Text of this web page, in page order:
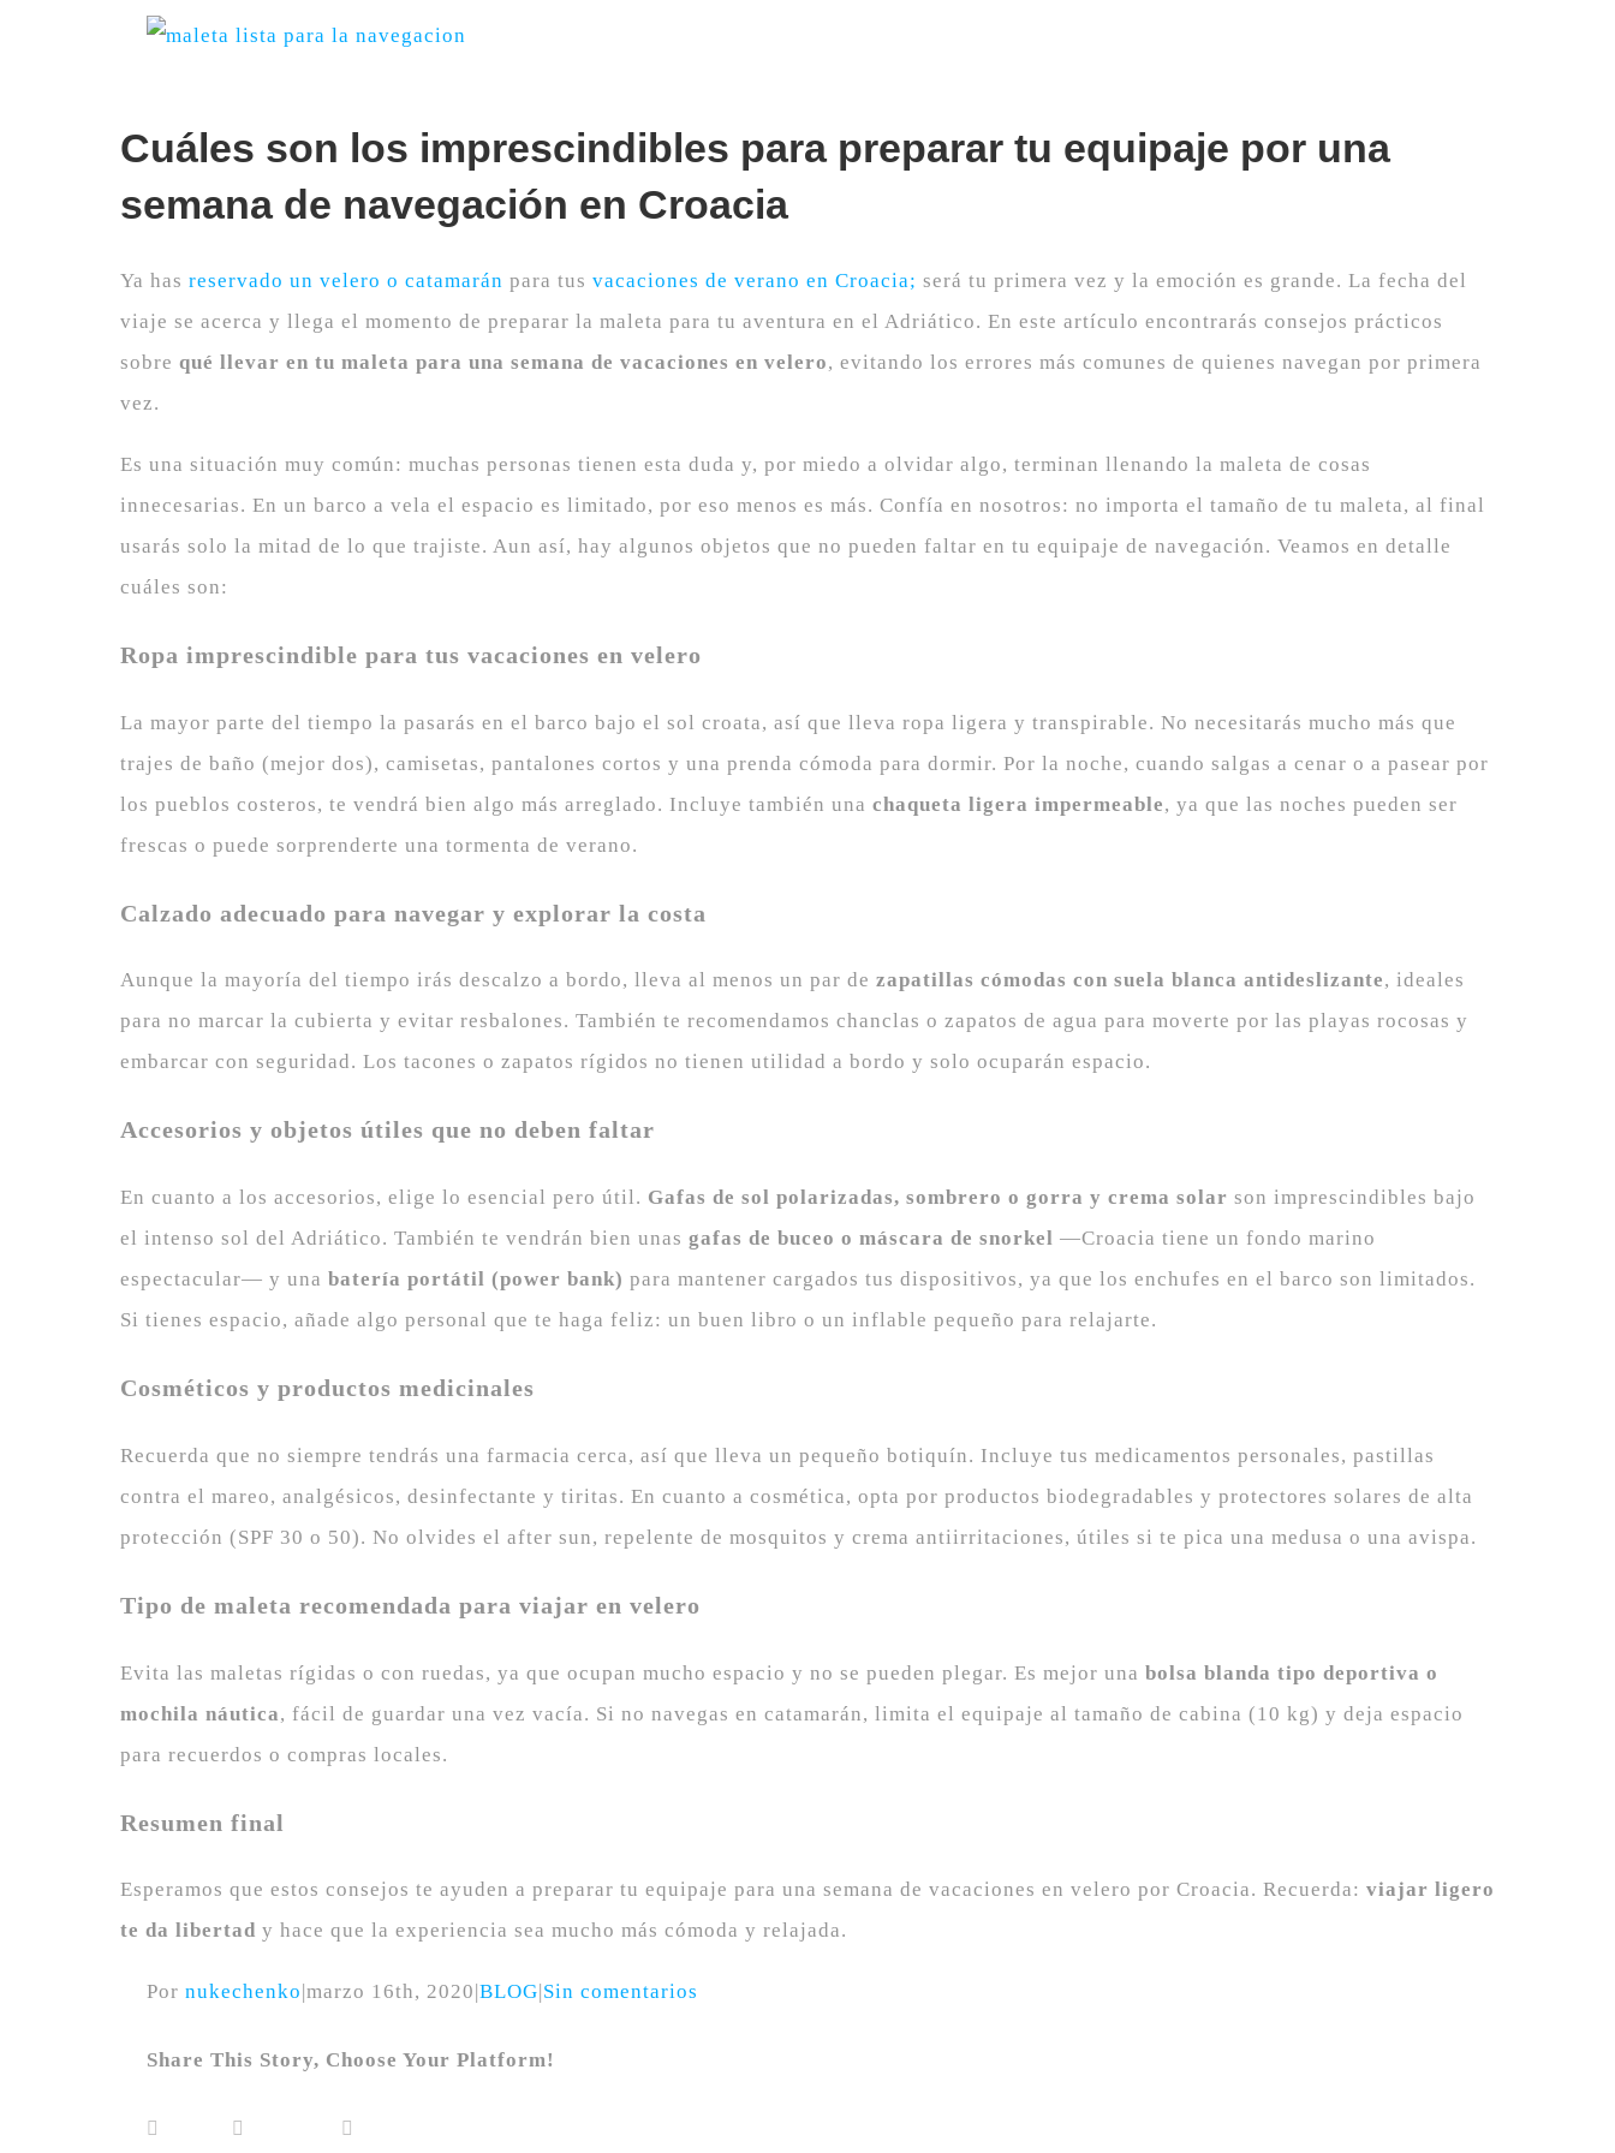
Ver
grande
Cuáles son los imprescindibles para preparar tu equipaje por una
semana de navegación en Croacia
Ya has reservado un velero o catamarán para tus vacaciones de verano en Croacia; será tu primera vez y la emoción es grande. La fecha del
viaje se acerca y llega el momento de preparar la maleta para tu aventura en el Adriático. En este artículo encontrarás consejos prácticos
sobre qué llevar en tu maleta para una semana de vacaciones en velero, evitando los errores más comunes de quienes navegan por primera
vez.
Es una situación muy común: muchas personas tienen esta duda y, por miedo a olvidar algo, terminan llenando la maleta de cosas
innecesarias. En un barco a vela el espacio es limitado, por eso menos es más. Confía en nosotros: no importa el tamaño de tu maleta, al final
usarás solo la mitad de lo que trajiste. Aun así, hay algunos objetos que no pueden faltar en tu equipaje de navegación. Veamos en detalle
cuáles son:
Ropa imprescindible para tus vacaciones en velero
La mayor parte del tiempo la pasarás en el barco bajo el sol croata, así que lleva ropa ligera y transpirable. No necesitarás mucho más que
trajes de baño (mejor dos), camisetas, pantalones cortos y una prenda cómoda para dormir. Por la noche, cuando salgas a cenar o a pasear por
los pueblos costeros, te vendrá bien algo más arreglado. Incluye también una chaqueta ligera impermeable, ya que las noches pueden ser
frescas o puede sorprenderte una tormenta de verano.
Calzado adecuado para navegar y explorar la costa
Aunque la mayoría del tiempo irás descalzo a bordo, lleva al menos un par de zapatillas cómodas con suela blanca antideslizante, ideales
para no marcar la cubierta y evitar resbalones. También te recomendamos chanclas o zapatos de agua para moverte por las playas rocosas y
embarcar con seguridad. Los tacones o zapatos rígidos no tienen utilidad a bordo y solo ocuparán espacio.
Accesorios y objetos útiles que no deben faltar
En cuanto a los accesorios, elige lo esencial pero útil. Gafas de sol polarizadas, sombrero o gorra y crema solar son imprescindibles bajo
el intenso sol del Adriático. También te vendrán bien unas gafas de buceo o máscara de snorkel —Croacia tiene un fondo marino
espectacular— y una batería portátil (power bank) para mantener cargados tus dispositivos, ya que los enchufes en el barco son limitados.
Si tienes espacio, añade algo personal que te haga feliz: un buen libro o un inflable pequeño para relajarte.
Cosméticos y productos medicinales
Recuerda que no siempre tendrás una farmacia cerca, así que lleva un pequeño botiquín. Incluye tus medicamentos personales, pastillas
contra el mareo, analgésicos, desinfectante y tiritas. En cuanto a cosmética, opta por productos biodegradables y protectores solares de alta
protección (SPF 30 o 50). No olvides el after sun, repelente de mosquitos y crema antiirritaciones, útiles si te pica una medusa o una avispa.
Tipo de maleta recomendada para viajar en velero
Evita las maletas rígidas o con ruedas, ya que ocupan mucho espacio y no se pueden plegar. Es mejor una bolsa blanda tipo deportiva o
mochila náutica, fácil de guardar una vez vacía. Si no navegas en catamarán, limita el equipaje al tamaño de cabina (10 kg) y deja espacio
para recuerdos o compras locales.
Resumen final
Esperamos que estos consejos te ayuden a preparar tu equipaje para una semana de vacaciones en velero por Croacia. Recuerda: viajar ligero
te da libertad y hace que la experiencia sea mucho más cómoda y relajada.
Por nukechenko marzo 16th, 2020 BLOG Sin comentarios
Share This Story, Choose Your Platform!
Facebook
Reddit WhatsApp
Telegram
Tumblr